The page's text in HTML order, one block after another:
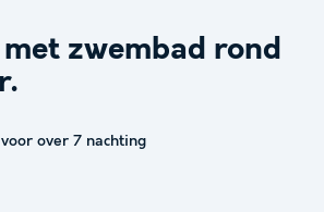
zwembad rond
.
voor over 7 nachting